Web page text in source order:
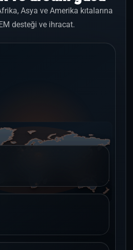
Asya ve Amerika kıtalarına
desteği ve ihracat.